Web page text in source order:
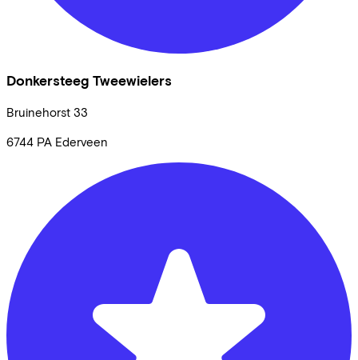
Donkersteeg Tweewielers
Bruinehorst 33
6744 PA Ederveen